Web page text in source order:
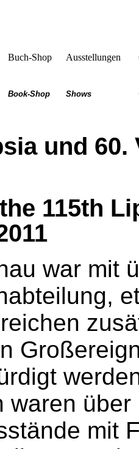
Buch-Shop Ausstellungen
Book-Shop Shows
und 60.
115th
war mit
waren
mit